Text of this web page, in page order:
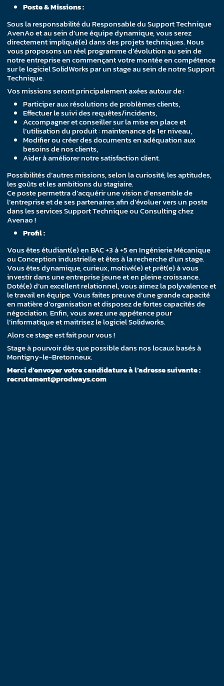
Poste & Missions :
Sous la responsabilité du Responsable du Support Technique
AvenAo et au sein d’une équipe dynamique, vous serez
directement impliqué(e) dans des projets techniques. Nous
vous proposons un réel programme d’évolution au sein de
notre entreprise en commençant votre montée en compétence
sur le logiciel SolidWorks par un stage au sein de notre Support
Technique.
Vos missions seront principalement axées autour de :
Participer aux résolutions de problèmes clients,
Effectuer le suivi des requêtes/incidents,
Accompagner et conseiller sur la mise en place et
l’utilisation du produit : maintenance de 1er niveau,
Modifier ou créer des documents en adéquation aux
besoins de nos clients,
Aider à améliorer notre satisfaction client.
Possibilités d’autres missions, selon la curiosité, les aptitudes,
les goûts et les ambitions du stagiaire.
Ce poste permettra d’acquérir une vision d’ensemble de
l’entreprise et de ses partenaires afin d’évoluer vers un poste
dans les services Support Technique ou Consulting chez
Avenao !
Profil :
Vous êtes étudiant(e) en BAC +3 à +5 en Ingénierie Mécanique
ou Conception industrielle et êtes à la recherche d’un stage.
Vous êtes dynamique, curieux, motivé(e) et prêt(e) à vous
investir dans une entreprise jeune et en pleine croissance.
Doté(e) d’un excellent relationnel, vous aimez la polyvalence et
le travail en équipe. Vous faites preuve d’une grande capacité
en matière d’organisation et disposez de fortes capacités de
négociation. Enfin, vous avez une appétence pour
l’informatique et maitrisez le logiciel Solidworks.
Alors ce stage est fait pour vous !
Stage à pourvoir dès que possible dans nos locaux basés à
Montigny-le-Bretonneux.
Merci d’envoyer votre candidature à l’adresse suivante :
recrutement@prodways.com